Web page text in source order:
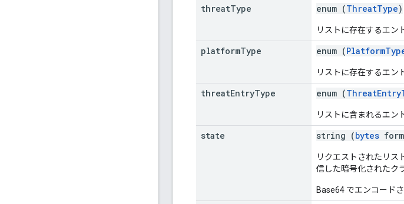
threatType enum (ThreatType)
リストに存在するエン
platformType enum (
リストに存在するエン
threatEntryType enum (
リストに含まれるエン
state string (bytes
リクエストされたリス
信した暗号化されたク
Base64 でエンコードさ